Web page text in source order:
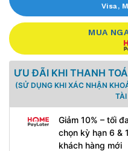
Visa,
MUA
ƯU ĐÃI KHI THANH
(SỬ DỤNG KHI XÁC NHẬN
Giảm 10% – tối
chọn kỳ hạn 6 &
khách hàng mới